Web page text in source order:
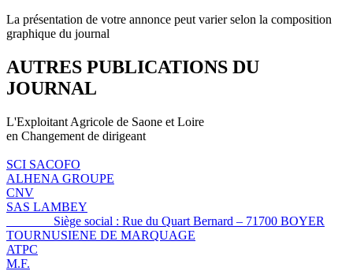
La présentation de votre annonce peut varier selon la composition
graphique du journal
AUTRES PUBLICATIONS DU
JOURNAL
L'Exploitant Agricole de Saone et Loire
en Changement de dirigeant
SCI SACOFO
ALHENA GROUPE
CNV
SAS LAMBEY
Siège social : Rue du Quart Bernard – 71700 BOYER
TOURNUSIENE DE MARQUAGE
ATPC
M.F.